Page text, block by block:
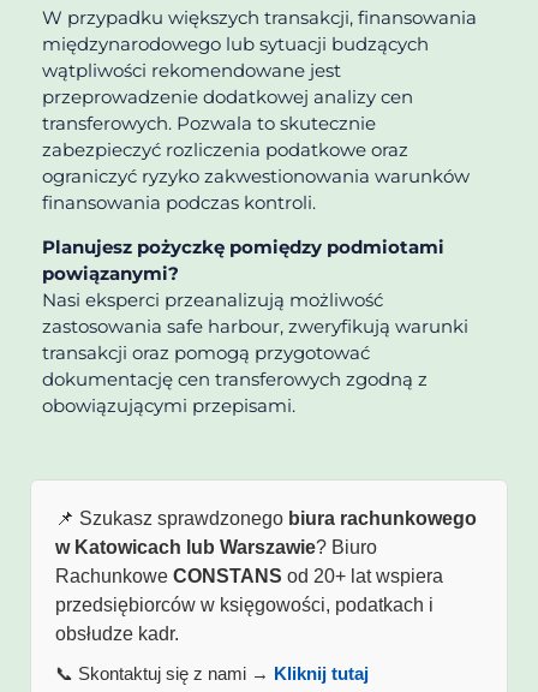
W przypadku większych transakcji, finansowania
międzynarodowego lub sytuacji budzących
wątpliwości rekomendowane jest
przeprowadzenie dodatkowej analizy cen
transferowych. Pozwala to skutecznie
zabezpieczyć rozliczenia podatkowe oraz
ograniczyć ryzyko zakwestionowania warunków
finansowania podczas kontroli.
Planujesz pożyczkę pomiędzy podmiotami
powiązanymi?
Nasi eksperci przeanalizują możliwość
zastosowania safe harbour, zweryfikują warunki
transakcji oraz pomogą przygotować
dokumentację cen transferowych zgodną z
obowiązującymi przepisami.
📌 Szukasz sprawdzonego biura rachunkowego
w Katowicach lub Warszawie? Biuro
Rachunkowe CONSTANS od 20+ lat wspiera
przedsiębiorców w księgowości, podatkach i
obsłudze kadr.
📞 Skontaktuj się z nami → Kliknij tutaj